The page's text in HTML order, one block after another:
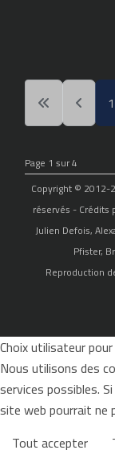
1
Page 1 sur 4
Copyright © 2012-
réservés - Crédits
Julien Defois,
Pfister,
Reproduction
Choix utilisateur
Nous utilisons des
services possibles.
site web pourrait ne
Tout accepter